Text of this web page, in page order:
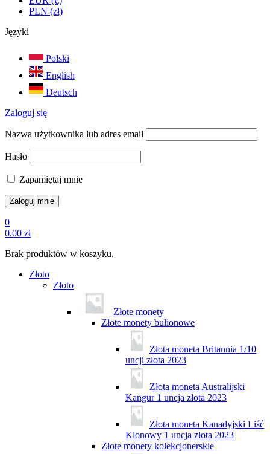
PLN (zł)
Języki
Polski
English
Deutsch
Zaloguj się
Nazwa użytkownika lub adres email
Hasło
Zapamiętaj mnie
0
0.00 zł
Brak produktów w koszyku.
Złoto
Złoto
Złote monety
Złote monety bulionowe
Złota moneta Britannia 1/10
uncji złota 2023
Złota moneta Australijski
Kangur 1 uncja złota 2023
Złota moneta Kanadyjski Liść
Klonowy 1 uncja złota 2023
Złote monety kolekcjonerskie